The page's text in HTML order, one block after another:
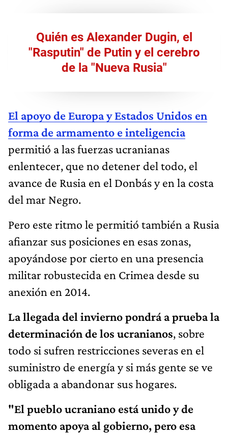
Quién es Alexander Dugin, el
"Rasputin" de Putin y el cerebro
de la "Nueva Rusia"
El apoyo de Europa y Estados Unidos en
forma de armamento e inteligencia
permitió a las fuerzas ucranianas
enlentecer, que no detener del todo, el
avance de Rusia en el Donbás y en la costa
del mar Negro.
Pero este ritmo le permitió también a Rusia
afianzar sus posiciones en esas zonas,
apoyándose por cierto en una presencia
militar robustecida en Crimea desde su
anexión en 2014.
La llegada del invierno pondrá a prueba la
determinación de los ucranianos, sobre
todo si sufren restricciones severas en el
suministro de energía y si más gente se ve
obligada a abandonar sus hogares.
"El pueblo ucraniano está unido y de
momento apoya al gobierno, pero esa